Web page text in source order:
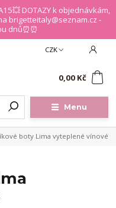
DOTAZY k objednávkám,
brigetteitaly@seznam.cz -
dnů⏰⏰
Menu
CZK
0,00 Kč
boty Lima vyteplené vínové